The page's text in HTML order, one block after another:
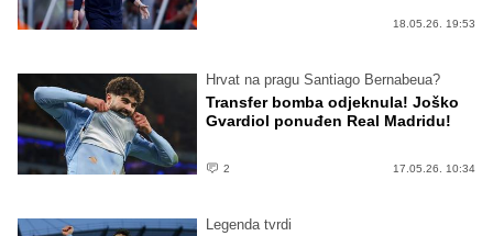
18.05.26. 19:53
Hrvat na pragu Santiago Bernabeua?
Transfer bomba odjeknula! Joško
Gvardiol ponuđen Real Madridu!
2 17.05.26. 10:34
Legenda tvrdi